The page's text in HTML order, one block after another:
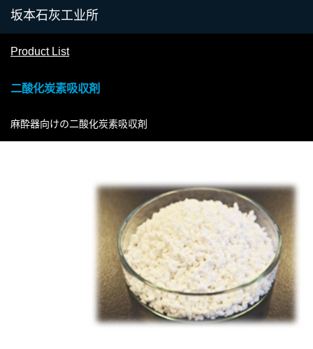
Product List
二酸化炭素吸収剤
麻酔器向けの二酸化炭素吸収剤